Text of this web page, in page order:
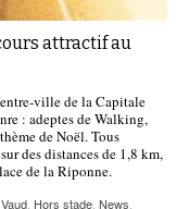
attractif au
ville de la Capitale
: adeptes de Walking,
de Noël. Tous
des distances de 1,8 km,
de la Riponne.
Hors stade News